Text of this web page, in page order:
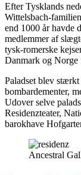
Efter Tysklands
Wittelsbach-
end 1000 år havde
medlemmer af
tysk-romerske
Danmark og Norge
Paladset blev
bombardementer,
Udover selve
Residenzteater,
barokhave
Ancestral